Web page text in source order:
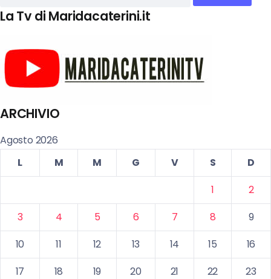
La Tv di Maridacaterini.it
ARCHIVIO
Agosto 2026
L
M M G V S
D
1
2
3
4 5 6 7 8
9
10
11 12 13 14 15
16
17
18 19 20 21 22
23